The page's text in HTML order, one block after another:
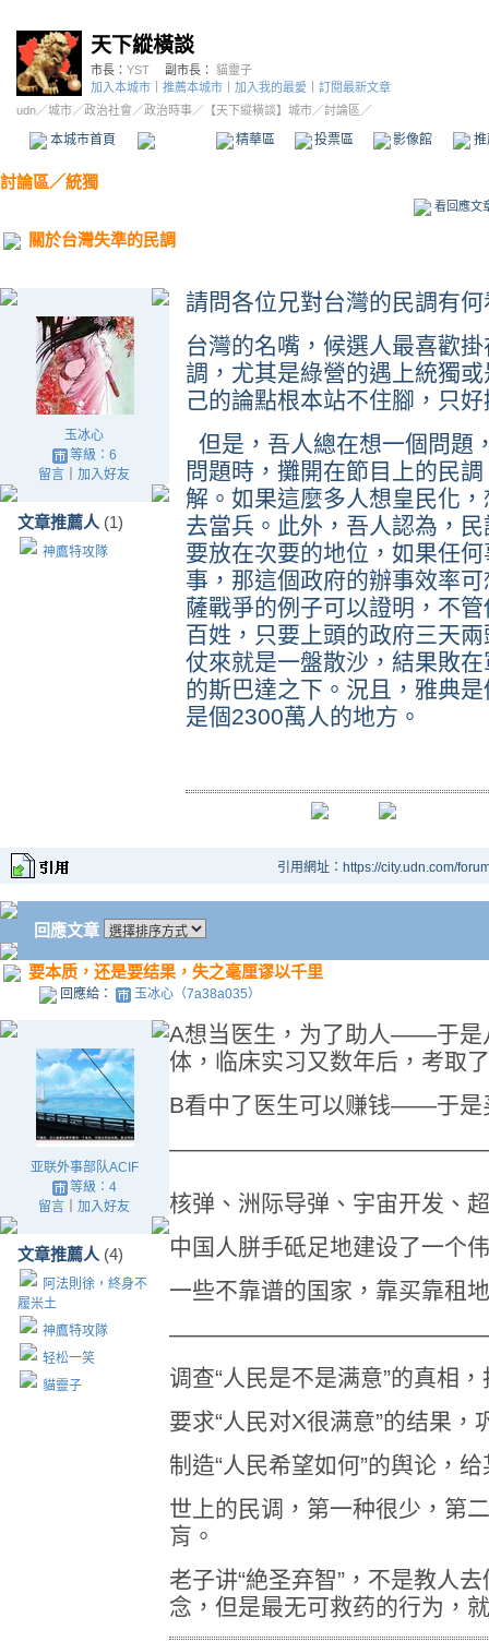
天下縱橫談
市長： YST 副市長： 貓靈子
加入本城市
推薦本城市 加入我的最愛
訂閱最新文章
udn／城市／政治社會 ／政治時事／ 【天下縱橫談】城市／討論區／
本城市首頁 精華區 投票區 影像館
討論區／統獨
看回應文
關於台灣失準的民調
玉冰心
等級：6
留言 ｜加入好友
文章推薦人 (1)
神鷹特攻隊
請問各位兄對台灣的民調有何
台灣的名嘴，候選人最喜歡
調，尤其是綠營的遇上統獨
己的論點根本站不住腳，只
但是，吾人總在想一個問題
問題時，攤開在節目上的民
解。如果這麼多人想皇民化
去當兵。此外，吾人認為，
要放在次要的地位，如果任
事，那這個政府的辦事效率
薩戰爭的例子可以證明，不
百姓，只要上頭的政府三天
仗來就是一盤散沙，結果敗
的斯巴達之下。況且，雅典
是個2300萬人的地方。
引用網址：https://city.udn.com/
回應文章
要本质，还是要结果，失之毫厘谬以千里
回應給： 玉冰心（7a38a035）
亚联外事部队ACIF
等級：4
留言 ｜加入好友
文章推薦人 (4)
阿法則徐，終身不
履米土
神鷹特攻隊
轻松一笑
貓靈子
A想当医生，为了助人——于是
体，临床实习又数年后，考取
B看中了医生可以赚钱——于是
核弹、洲际导弹、宇宙开发、
中国人胼手砥足地建设了一个
一些不靠谱的国家，靠买靠租
调查“人民是不是满意”的真相
要求“人民对X很满意”的结果，
制造“人民希望如何”的舆论，
世上的民调，第一种很少，第
肓。
老子讲“絶圣弃智”，不是教人
念，但是最无可救药的行为，